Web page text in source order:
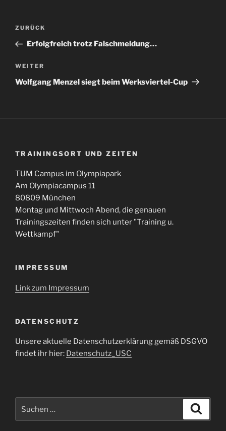
Beitragsnavigation
Vorheriger
Beitrag
ZURÜCK
Erfolgfreich trotz Falschmeldung…
Nächster
Beitrag
WEITER
Wolfgang Menzel siegt beim Werksviertel-Cup
TRAININGSORT UND ZEITEN
TUM Campus im Olympiapark
Am Olympiacampus 11
80809 München
Montag und Mittwoch Abend, die genauen
Trainingszeiten finden sich unter "Training u.
Wettkampf"
IMPRESSUM
Link zum Impressum
DATENSCHUTZ
Unsere aktuelle Datenschutzerklärung gemäß DSGVO
findet ihr hier: Datenschutz_USC